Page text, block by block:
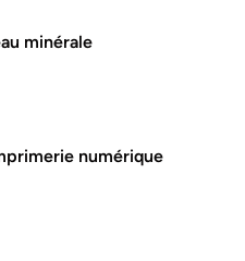
minérale
numérique